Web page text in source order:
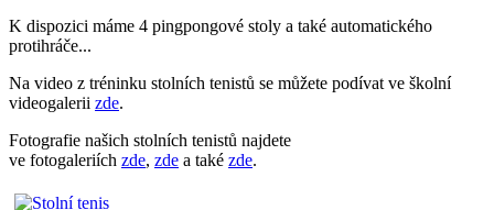
K dispozici máme 4 pingpongové stoly a také automatického
protihráče...
Na video z tréninku stolních tenistů se můžete podívat ve školní
videogalerii zde.
Fotografie našich stolních tenistů najdete
ve fotogaleriích zde, zde a také zde.